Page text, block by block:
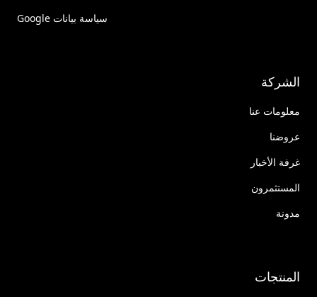
سياسة بيانات Google
الشركة
معلومات عنا
عروضنا
غرفة الأخبار
المستثمرون
مدونة
المنتجات